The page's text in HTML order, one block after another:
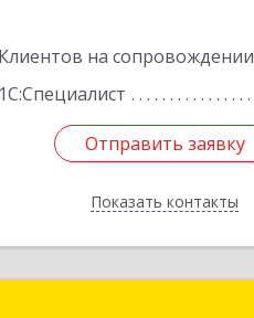
Клиентов на сопровождении
1С:Специалист
Отправить заявку
Показать контакты
Отправить заявку
Назад